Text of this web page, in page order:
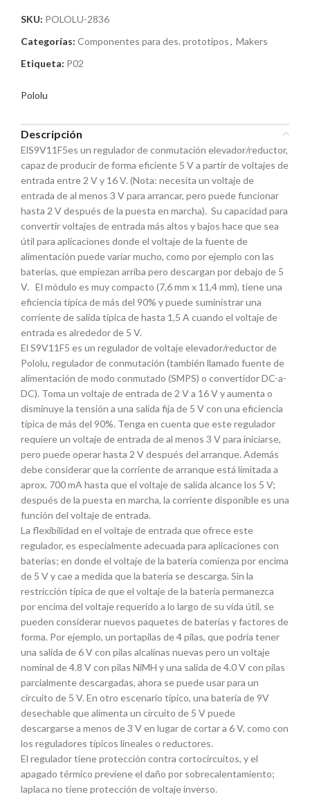
SKU: POLOLU-2836
Categorías: Componentes para des. prototipos, Makers
Etiqueta: P02
Pololu
Descripción
ElS9V11F5es un regulador de conmutación elevador/reductor,
capaz de producir de forma eficiente 5 V a partir de voltajes de
entrada entre 2 V y 16 V. (Nota: necesita un voltaje de
entrada de al menos 3 V para arrancar, pero puede funcionar
hasta 2 V después de la puesta en marcha). Su capacidad para
convertir voltajes de entrada más altos y bajos hace que sea
útil para aplicaciones donde el voltaje de la fuente de
alimentación puede variar mucho, como por ejemplo con las
baterías, que empiezan arriba pero descargan por debajo de 5
V. El módulo es muy compacto (7,6 mm x 11,4 mm), tiene una
eficiencia típica de más del 90% y puede suministrar una
corriente de salida típica de hasta 1,5 A cuando el voltaje de
entrada es alrededor de 5 V.
El S9V11F5 es un regulador de voltaje elevador/reductor de
Pololu, regulador de conmutación (también llamado fuente de
alimentación de modo conmutado (SMPS) o convertidor DC-a-
DC). Toma un voltaje de entrada de 2 V a 16 V y aumenta o
disminuye la tensión a una salida fija de 5 V con una eficiencia
típica de más del 90%. Tenga en cuenta que este regulador
requiere un voltaje de entrada de al menos 3 V para iniciarse,
pero puede operar hasta 2 V después del arranque. Además
debe considerar que la corriente de arranque está limitada a
aprox. 700 mA hasta que el voltaje de salida alcance los 5 V;
después de la puesta en marcha, la corriente disponible es una
función del voltaje de entrada.
La flexibilidad en el voltaje de entrada que ofrece este
regulador, es especialmente adecuada para aplicaciones con
baterías; en donde el voltaje de la batería comienza por encima
de 5 V y cae a medida que la batería se descarga. Sin la
restricción típica de que el voltaje de la batería permanezca
por encima del voltaje requerido a lo largo de su vida útil, se
pueden considerar nuevos paquetes de baterías y factores de
forma. Por ejemplo, un portapilas de 4 pilas, que podría tener
una salida de 6 V con pilas alcalinas nuevas pero un voltaje
nominal de 4.8 V con pilas NiMH y una salida de 4.0 V con pilas
parcialmente descargadas, ahora se puede usar para un
circuito de 5 V. En otro escenario típico, una batería de 9V
desechable que alimenta un circuito de 5 V puede
descargarse a menos de 3 V en lugar de cortar a 6 V, como con
los reguladores típicos lineales o reductores.
El regulador tiene protección contra cortocircuitos, y el
apagado térmico previene el daño por sobrecalentamiento;
laplaca no tiene protección de voltaje inverso.